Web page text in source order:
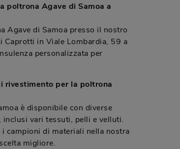
poltrona Agave di Samoa a
Agave di Samoa presso il nostro
Caprotti in Viale Lombardia, 59 a
personalizzata per
rivestimento per la poltrona
è disponibile con diverse
vari tessuti, pelli e velluti.
campioni di materiali nella nostra
migliore.